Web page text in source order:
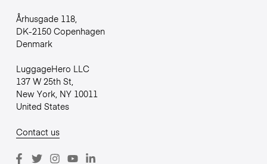
Århusgade 118,
DK-2150 Copenhagen
Denmark
LuggageHero LLC
137 W 25th St,
New York, NY 10011
United States
Contact us